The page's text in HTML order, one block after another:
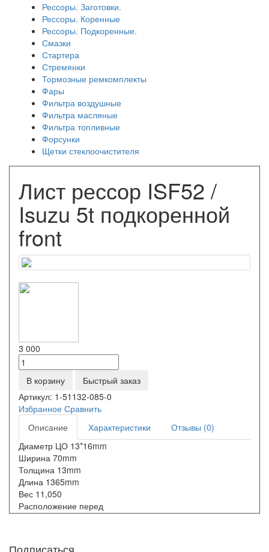
Рессоры. Заготовки.
Рессоры. Коренные
Рессоры. Подкоренные.
Смазки
Стартера
Стремянки
Тормозные ремкомплекты
Фары
Фильтра воздушные
Фильтра масляные
Фильтра топливные
Форсунки
Щетки стеклоочистителя
Лист рессор ISF52 /
Isuzu 5t подкоренной
front
3 000
В корзину
Быстрый заказ
Артикул: 1-51132-085-0
Избранное Сравнить
Описание
Характеристики
Отзывы (0)
Диаметр ЦО 13*16mm
Ширина 70mm
Толщина 13mm
Длина 1365mm
Вес 11,050
Расположение перед